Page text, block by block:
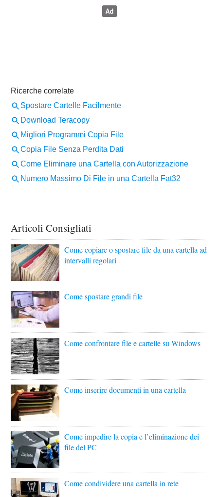
Articoli Consigliati
Come copiare o spostare file da una cartella ad
intervalli regolari
Come spostare grandi file
Come confrontare file e cartelle su Windows
Come inserire documenti in una cartella
Come impedire la copia e l’eliminazione dei
file del PC
Come condividere una cartella in rete